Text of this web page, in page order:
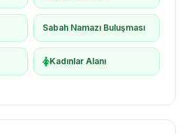
Sabah Namazı Buluşması
Kadınlar Alanı